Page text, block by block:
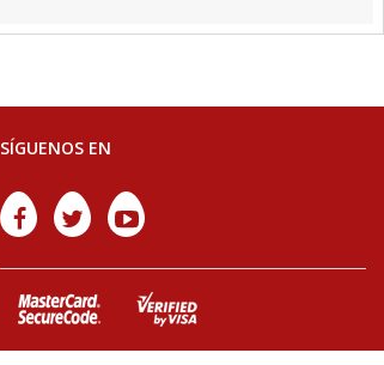
SÍGUENOS EN